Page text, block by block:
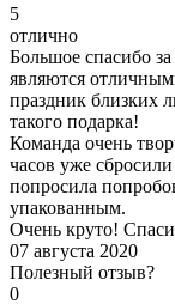
5
отлично
Большое спасибо
являются
праздник близких
такого подарка!
Команда очень
часов уже
попросила
упакованным.
Очень круто!
07 августа 2020
Полезный отзыв?
0